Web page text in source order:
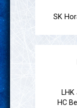
SK
HC